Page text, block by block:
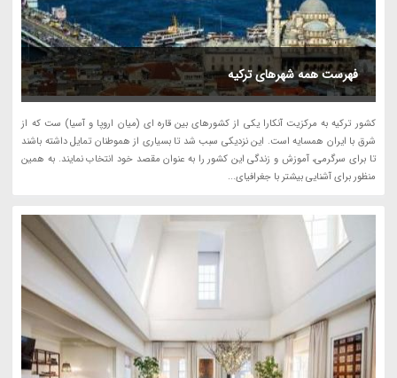
فهرست همه شهرهای ترکیه
کشور ترکیه به مرکزیت آنکارا یکی از کشورهای بین قاره ای (میان اروپا و آسیا) ست که از
شرق با ایران همسایه است. این نزدیکی سبب شد تا بسیاری از هموطنان تمایل داشته باشند
تا برای سرگرمی، آموزش و زندگی این کشور را به عنوان مقصد خود انتخاب نمایند. به همین
منظور برای آشنایی بیشتر با جغرافیای...